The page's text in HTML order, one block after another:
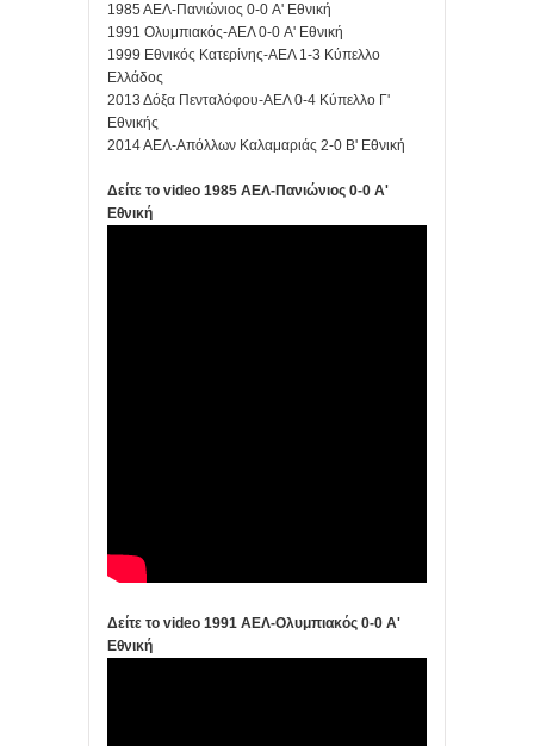
1985 ΑΕΛ-Πανιώνιος 0-0 Α' Εθνική
1991 Ολυμπιακός-ΑΕΛ 0-0 Α' Εθνική
1999 Εθνικός Κατερίνης-ΑΕΛ 1-3 Κύπελλο
Ελλάδος
2013 Δόξα Πενταλόφου-ΑΕΛ 0-4 Κύπελλο Γ'
Εθνικής
2014 ΑΕΛ-Απόλλων Καλαμαριάς 2-0 Β' Εθνική
Δείτε το video 1985 ΑΕΛ-Πανιώνιος 0-0 Α'
Εθνική
Δείτε το video 1991 ΑΕΛ-Ολυμπιακός 0-0 Α'
Εθνική